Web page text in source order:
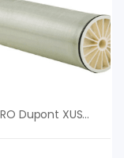
Màng RO Dupont XUS180804 – Màng RO Dupont FilmTec